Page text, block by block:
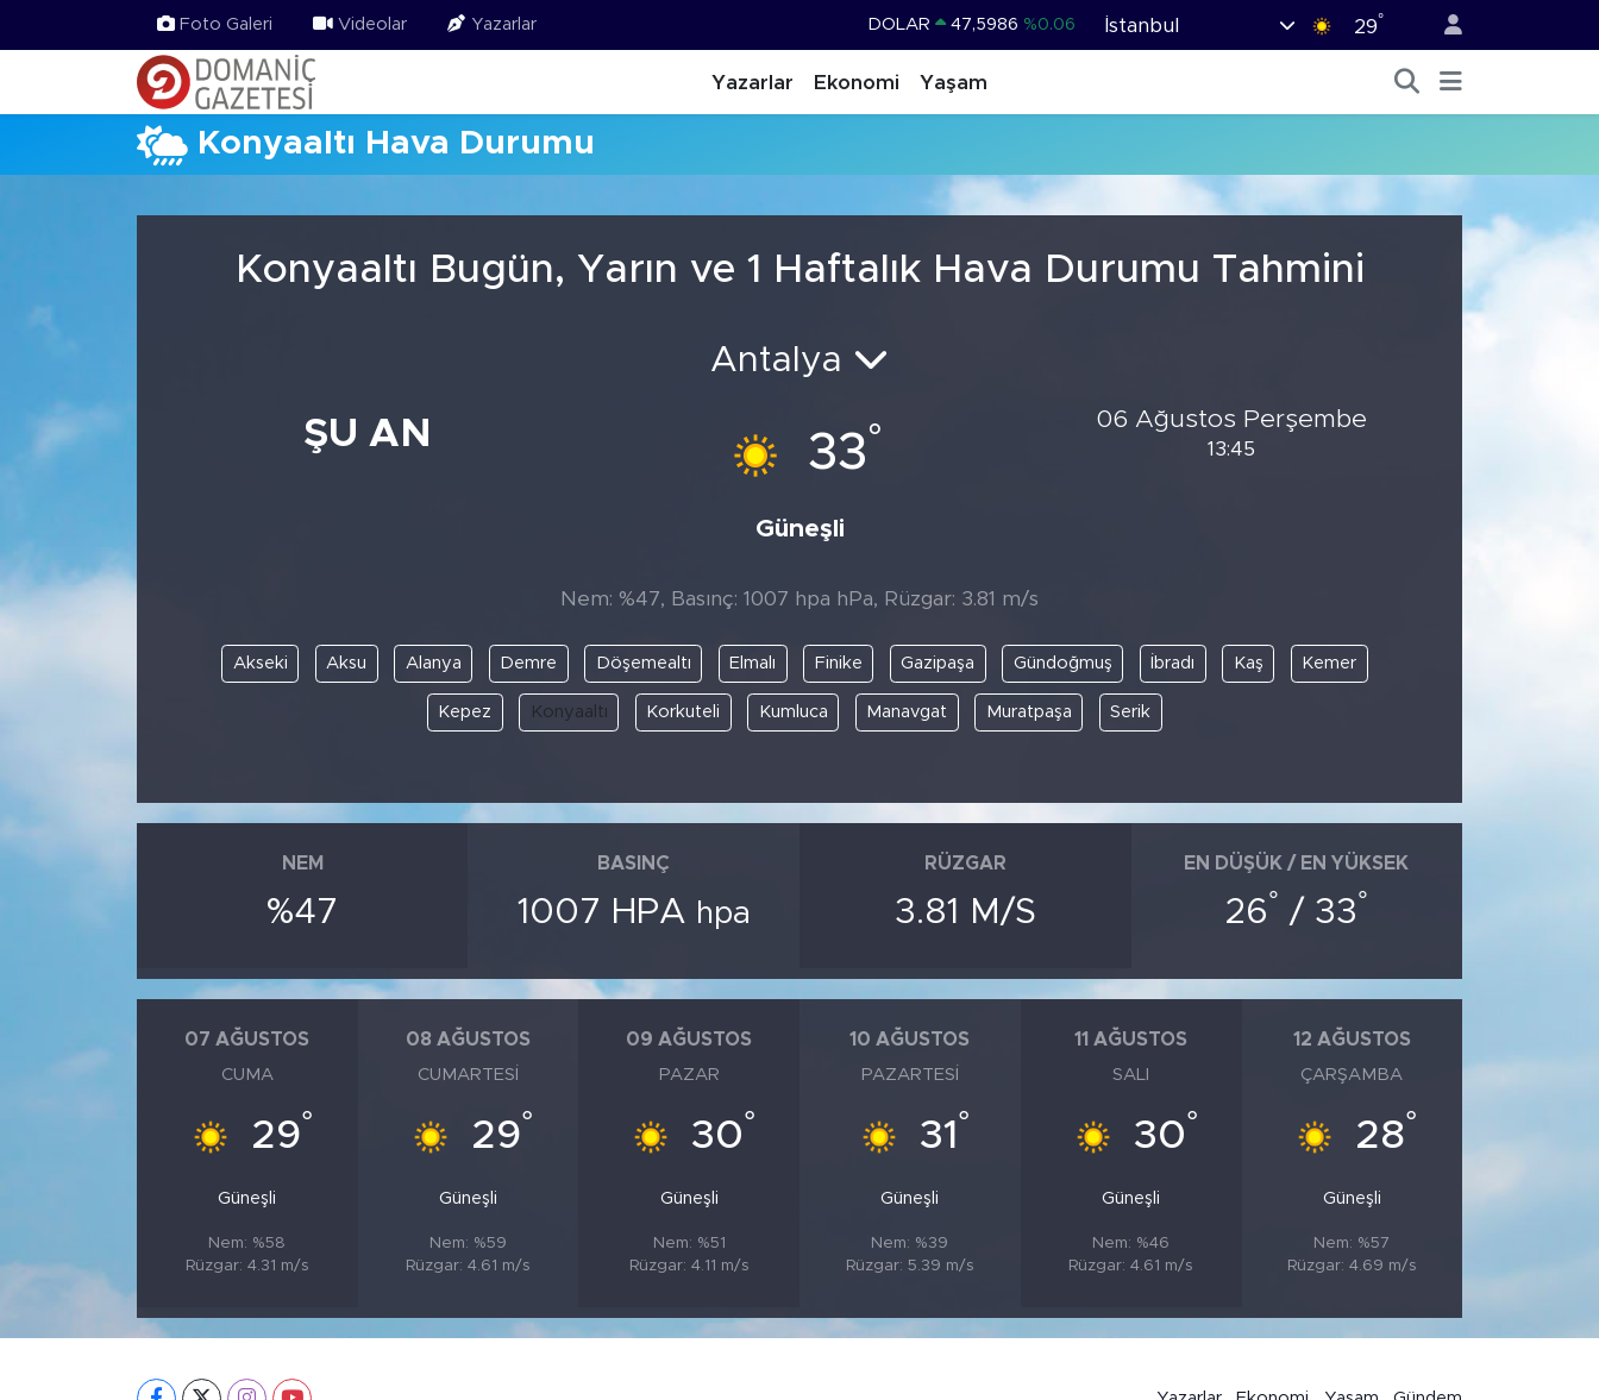
Foto Galeri Videolar Yazarlar DOLAR 47,5986 %0.06
STERLİN 64,2438 %0.21
BİST100 13.768 %48
İstanbul 29°
Yazarlar Ekonomi Yaşam
Konyaaltı Hava Durumu
Konyaaltı Bugün, Yarın ve 1 Haftalık Hava Durumu Tahmini
ŞU AN
Antalya
33°
Güneşli
06 Ağustos Perşembe
13:45
Nem: %47, Basınç: 1007 hpa hPa, Rüzgar: 3.81 m/s
Akseki Aksu Alanya Demre Döşemealtı Elmalı Finike Gazipaşa Gündoğmuş İbradı Kaş Kemer
Kepez Konyaaltı Korkuteli Kumluca Manavgat Muratpaşa Serik
NEM
%47
BASINÇ
1007 HPA hpa
RÜZGAR
3.81 M/S
EN DÜŞÜK / EN YÜKSEK
26° / 33°
07 AĞUSTOS
CUMA
29°
Güneşli
Nem: %58
Rüzgar: 4.31 m/s
08 AĞUSTOS
CUMARTESI
29°
Güneşli
Nem: %59
Rüzgar: 4.61 m/s
09 AĞUSTOS
PAZAR
30°
Güneşli
Nem: %51
Rüzgar: 4.11 m/s
10 AĞUSTOS
PAZARTESI
31 °
Güneşli
Nem: %39
Rüzgar: 5.39 m/s
11 AĞUSTOS
SALI
30°
Güneşli
Nem: %46
Rüzgar: 4.61 m/s
12 AĞUSTOS
ÇARŞAMBA
28°
Güneşli
Nem: %57
Rüzgar: 4.69 m/s